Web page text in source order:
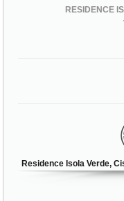
RESIDENCE
Residence Isola Verde,